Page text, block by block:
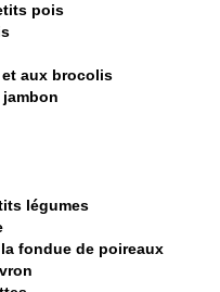
pois
aux brocolis
légumes
fondue de poireaux